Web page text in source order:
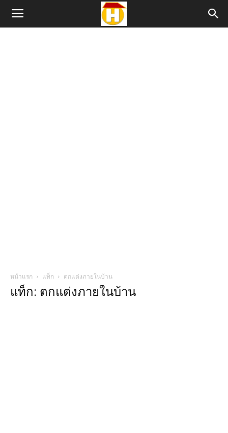
หน้าแรก แท็ก ตกแต่งภายในบ้าน
แท็ก: ตกแต่งภายในบ้าน